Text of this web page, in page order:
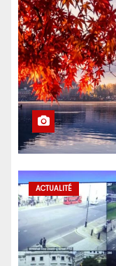
ACTUALITÉ